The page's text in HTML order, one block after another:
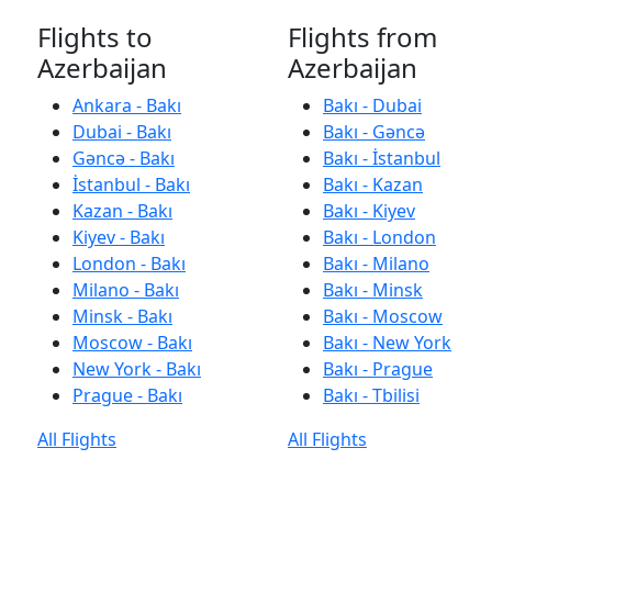
Flights to
Azerbaijan
Ankara - Bakı
Dubai - Bakı
Gəncə - Bakı
İstanbul - Bakı
Kazan - Bakı
Kiyev - Bakı
London - Bakı
Milano - Bakı
Minsk - Bakı
Moscow - Bakı
New York - Bakı
Prague - Bakı
All Flights
Flights from
Azerbaijan
Bakı - Dubai
Bakı - Gəncə
Bakı - İstanbul
Bakı - Kazan
Bakı - Kiyev
Bakı - London
Bakı - Milano
Bakı - Minsk
Bakı - Moscow
Bakı - New York
Bakı - Prague
Bakı - Tbilisi
All Flights